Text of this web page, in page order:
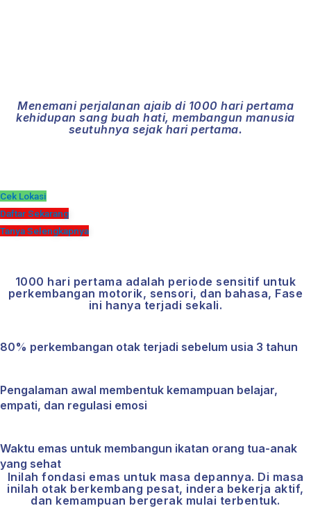
Menemani perjalanan ajaib di 1000 hari pertama
kehidupan sang buah hati, membangun manusia
seutuhnya sejak hari pertama.
Cek Lokasi
Daftar Sekarang
Tanya Selengkapnya
1000 hari pertama adalah periode sensitif untuk
perkembangan motorik, sensori, dan bahasa, Fase
ini hanya terjadi sekali.
80% perkembangan otak terjadi sebelum usia 3 tahun
Pengalaman awal membentuk kemampuan belajar,
empati, dan regulasi emosi
Waktu emas untuk membangun ikatan orang tua-anak
yang sehat
Inilah fondasi emas untuk masa depannya. Di masa
inilah otak berkembang pesat, indera bekerja aktif,
dan kemampuan bergerak mulai terbentuk.